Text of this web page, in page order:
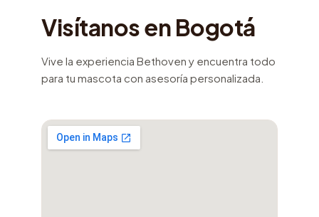
Visítanos en Bogotá
Vive la experiencia Bethoven y encuentra todo
para tu mascota con asesoría personalizada.